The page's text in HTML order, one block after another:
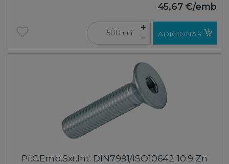
45,67 €/emb
uni ADICIONAR
Pf.C.Emb.Sxt.Int. DIN7991/ISO10642 10.9 Zn